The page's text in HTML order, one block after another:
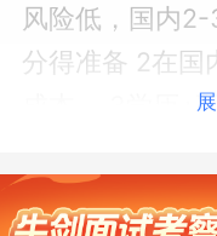
风险低，国内
分得准备 2在
成本。 3学历+
率高国内就读